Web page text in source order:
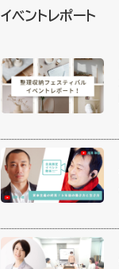
イベントレポート